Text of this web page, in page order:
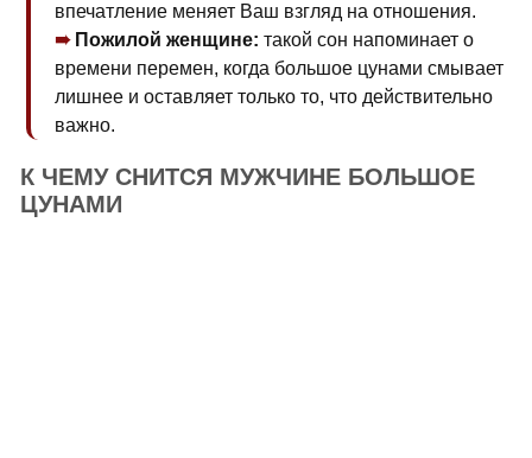
впечатление меняет Ваш взгляд на отношения.
Пожилой женщине: такой сон напоминает о
времени перемен, когда большое цунами смывает
лишнее и оставляет только то, что действительно
важно.
К ЧЕМУ СНИТСЯ МУЖЧИНЕ БОЛЬШОЕ
ЦУНАМИ